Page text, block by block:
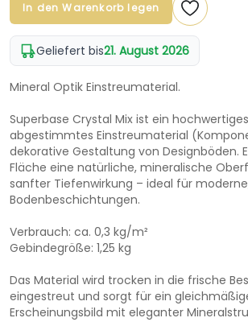
In den Warenkorb legen
Geliefert bis21. August 2026
Mineral Optik Einstreumaterial.
Superbase Crystal Mix ist ein
abgestimmtes Einstreumaterial
dekorative Gestaltung von Designböden.
Fläche eine natürliche, mineralische
sanfter Tiefenwirkung – ideal für
Bodenbeschichtungen.
Verbrauch: ca. 0,3 kg/m²
Gebindegröße: 1,25 kg
Das Material wird trocken in die frische
eingestreut und sorgt für ein
Erscheinungsbild mit eleganter